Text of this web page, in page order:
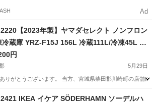
Ad
【2023年製】ヤマダセレクト ノンフロン
冷蔵庫 YRZ-F15J 156L 冷蔵111L/冷凍45L 家
古円
5月29日
りがとうございます。 当方、宮城県柴田郡川崎町の店舗
YRZ
IKEA イケア SÖDERHAMN ソーデルハ